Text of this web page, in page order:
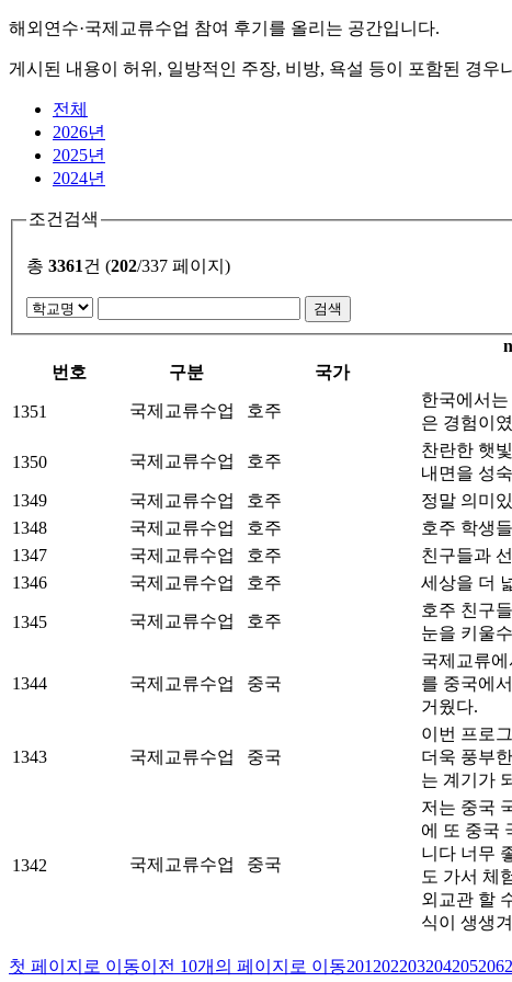
해외연수·국제교류수업 참여 후기를 올리는 공간입니다.
게시된 내용이 허위, 일방적인 주장, 비방, 욕설 등이 포함된 경
전체
2026년
2025년
2024년
조건검색
총 3361건 (202/337 페이지)
번호
구분 국가
1351 국제교류수업 호주
한국에서
은 경험이
1350 국제교류수업 호주
찬란한 햇
내면을 성
1349 국제교류수업 호주 정말 의미
1348
국제교류수업 호주 호주 학생
1347
국제교류수업 호주 친구들과
1346
국제교류수업 호주 세상을 더
1345 국제교류수업 호주
호주 친구
눈을 키울
1344 국제교류수업 중국
국제교류
를 중국에
거웠다.
1343 국제교류수업 중국
이번 프로
더욱 풍부
는 계기가
1342 국제교류수업 중국
저는 중국
에 또 중국
니다 너무
도 가서 체
외교관 할
식이 생생
첫 페이지로 이동이전 10개의 페이지로 이동201 202203204205206